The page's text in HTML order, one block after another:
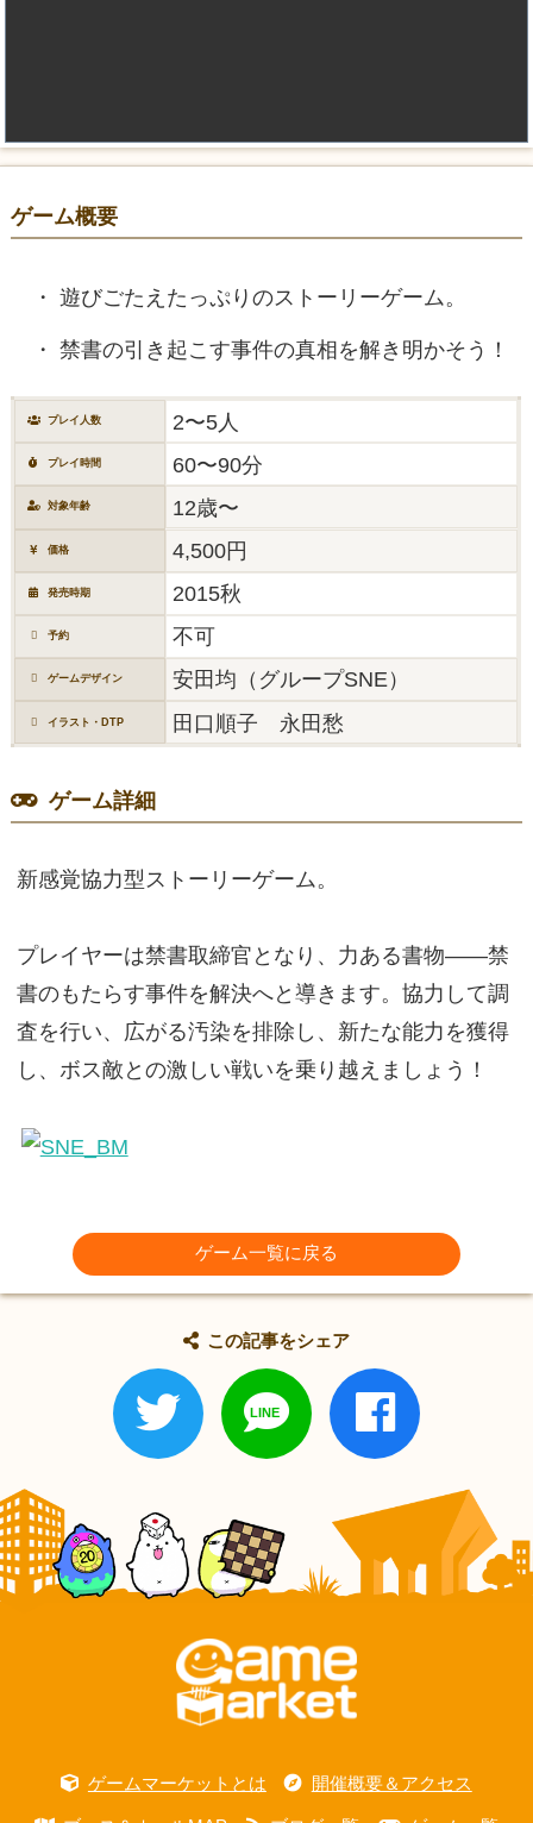
ゲーム概要
遊びごたえたっぷりのストーリーゲーム。
禁書の引き起こす事件の真相を解き明かそう！
プレイ人数 2〜5人
プレイ時間 60〜90分
対象年齢 12歳〜
価格 4,500円
発売時期 2015秋
予約 不可
ゲームデザイン 安田均（グループSNE）
イラスト・DTP 田口順子 永田愁
ゲーム詳細
新感覚協力型ストーリーゲーム。
プレイヤーは禁書取締官となり、力ある書物――禁
書のもたらす事件を解決へと導きます。協力して調
査を行い、広がる汚染を排除し、新たな能力を獲得
し、ボス敵との激しい戦いを乗り越えましょう！
ゲーム一覧に戻る
この記事をシェア
ゲームマーケットとは 開催概要＆アクセス